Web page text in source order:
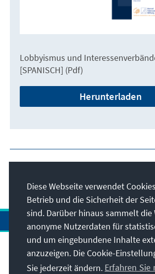
Lobbyismus und
[SPANISCH] (Pdf)
Herunterladen
Anschrift
Diese Webseite verwendet
Betrieb und die Sicherheit der
sind. Darüber hinaus sammelt die
anonyme Nutzerdaten für
und um eingebundene Inhalte
anzuzeigen. Die Cookie-
Sie jederzeit ändern. Erfahren Sie